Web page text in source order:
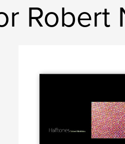
Robert